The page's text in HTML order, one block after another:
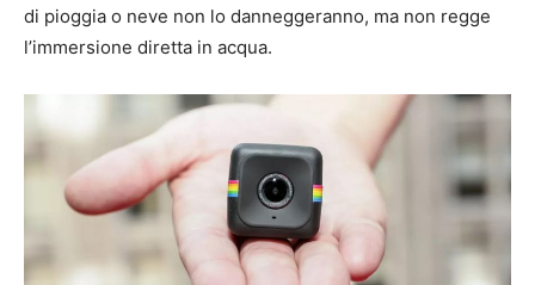
di pioggia o neve non lo danneggeranno, ma non regge
l’immersione diretta in acqua.